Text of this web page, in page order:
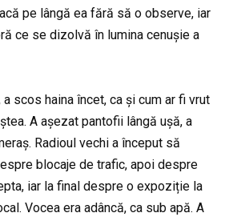
pe lângă ea fără să o observe, iar
ce se dizolvă în lumina cenușie a
scos haina încet, ca și cum ar fi vrut
A așezat pantofii lângă ușă, a
Radioul vechi a început să
blocaje de trafic, apoi despre
iar la final despre o expoziție la
Vocea era adâncă, ca sub apă. A